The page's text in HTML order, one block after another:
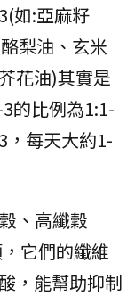
如:亞麻籽
梨油、玄米
花油)其實是
的比例為1:1-
，每天大約1-
、高纖穀
它們的纖維
，能幫助抑制